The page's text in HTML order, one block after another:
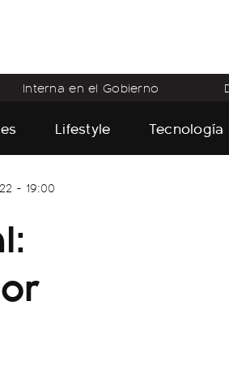
Interna en el Gobierno
Lifestyle Tecnología
- 19:00